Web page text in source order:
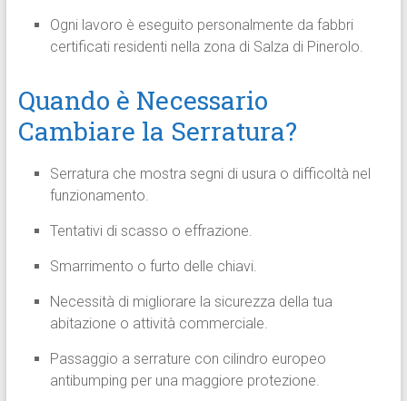
Ogni lavoro è eseguito personalmente da fabbri
certificati residenti nella zona di Salza di Pinerolo.
Quando è Necessario
Cambiare la Serratura?
Serratura che mostra segni di usura o difficoltà nel
funzionamento.
Tentativi di scasso o effrazione.
Smarrimento o furto delle chiavi.
Necessità di migliorare la sicurezza della tua
abitazione o attività commerciale.
Passaggio a serrature con cilindro europeo
antibumping per una maggiore protezione.